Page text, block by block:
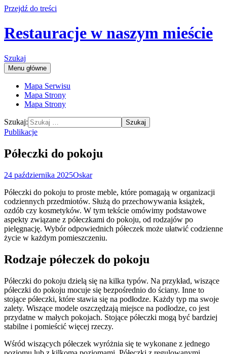
Przejdź do treści
Restauracje w naszym mieście
Szukaj
Menu główne
Mapa Serwisu
Mapa Strony
Mapa Strony
Szukaj:
Publikacje
Półeczki do pokoju
24 października 2025Oskar
Półeczki do pokoju to proste meble, które pomagają w organizacji
codziennych przedmiotów. Służą do przechowywania książek,
ozdób czy kosmetyków. W tym tekście omówimy podstawowe
aspekty związane z półeczkami do pokoju, od rodzajów po
pielęgnację. Wybór odpowiednich półeczek może ułatwić codzienne
życie w każdym pomieszczeniu.
Rodzaje półeczek do pokoju
Półeczki do pokoju dzielą się na kilka typów. Na przykład, wiszące
półeczki do pokoju mocuje się bezpośrednio do ściany. Inne to
stojące półeczki, które stawia się na podłodze. Każdy typ ma swoje
zalety. Wiszące modele oszczędzają miejsce na podłodze, co jest
przydatne w małych pokojach. Stojące półeczki mogą być bardziej
stabilne i pomieścić więcej rzeczy.
Wśród wiszących półeczek wyróżnia się te wykonane z jednego